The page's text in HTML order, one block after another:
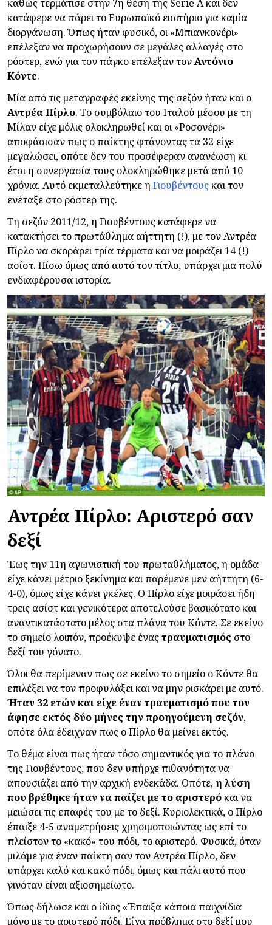
καθώς τερμάτισε στην 7η θέση της Serie A και δεν
κατάφερε να πάρει το Ευρωπαϊκό εισιτήριο για καμία
διοργάνωση. Όπως ήταν φυσικό, οι «Μπιανκονέρι»
επέλεξαν να προχωρήσουν σε μεγάλες αλλαγές στο
ρόστερ, ενώ για τον πάγκο επέλεξαν τονΑντόνιο
Κόντε.
Μία από τις μεταγραφές εκείνης της σεζόν ήταν και ο
ΑντρέαΠίρλο. Το συμβόλαιο του Ιταλού μέσου με τη
Μίλαν είχε μόλις ολοκληρωθεί και οι «Ροσονέρι»
αποφάσισαν πως ο παίκτης φτάνοντας τα 32 είχε
μεγαλώσει, οπότε δεν του προσέφεραν ανανέωση κι
έτσι η συνεργασία τους ολοκληρώθηκε μετά από 10
χρόνια. Αυτό εκμεταλλεύτηκε η Γιουβέντους και τον
ενέταξε στο ρόστερ της.
Τη σεζόν 2011/12, η Γιουβέντους κατάφερε να
κατακτήσει το πρωτάθλημα αήττητη (!), με τον Αντρέα
Πίρλο να σκοράρει τρία τέρματα και να μοιράζει 14 (!)
ασίστ. Πίσω όμως από αυτό τον τίτλο, υπάρχει μια πολύ
ενδιαφέρουσα ιστορία.
Αντρέα Πίρλο: Αριστερό σαν
δεξί
Έως την 11η αγωνιστική του πρωταθλήματος, η ομάδα
είχε κάνει μέτριο ξεκίνημα και παρέμενε μεν αήττητη (6-
4-0), όμως είχε κάνει γκέλες. Ο Πίρλο είχε μοιράσει ήδη
τρεις ασίστ και γενικότερα αποτελούσε βασικότατο και
αναντικατάστατο μέλος στα πλάνα του Κόντε. Σε εκείνο
το σημείο λοιπόν, προέκυψε έναςτραυματισμός στο
δεξί του γόνατο.
Όλοι θα περίμεναν πως σε εκείνο το σημείο ο Κόντε θα
επιλέξει να τον προφυλάξει και να μην ρισκάρει με αυτό.
Ήταν 32 ετών και είχε έναν τραυματισμό που τον
άφησε εκτός δύο μήνες την προηγούμενη σεζόν,
οπότε όλα έδειχναν πως ο Πίρλο θα μείνει εκτός.
Το θέμα είναι πως ήταν τόσο σημαντικός για το πλάνο
της Γιουβέντους, που δεν υπήρχε πιθανότητα να
απουσιάζει από την αρχική ενδεκάδα. Οπότε,η λύση
που βρέθηκε ήταν να παίζει με το αριστερό και να
μειώσει τις επαφές του με το δεξί. Κυριολεκτικά, ο Πίρλο
έπαιξε 4-5 αναμετρήσεις χρησιμοποιώντας ως επί το
πλείστον το «κακό» του πόδι, το αριστερό. Φυσικά, όταν
μιλάμε για έναν παίκτη σαν τον Αντρέα Πίρλο, δεν
υπάρχει καλό και κακό πόδι, όμως και πάλι αυτό που
γινόταν είναι αξιοσημείωτο.
Όπως δήλωσε και ο ίδιος «Έπαιξα κάποια παιχνίδια
μόνο με το αριστερό πόδι. Είχα πρόβλημα στο δεξί μου